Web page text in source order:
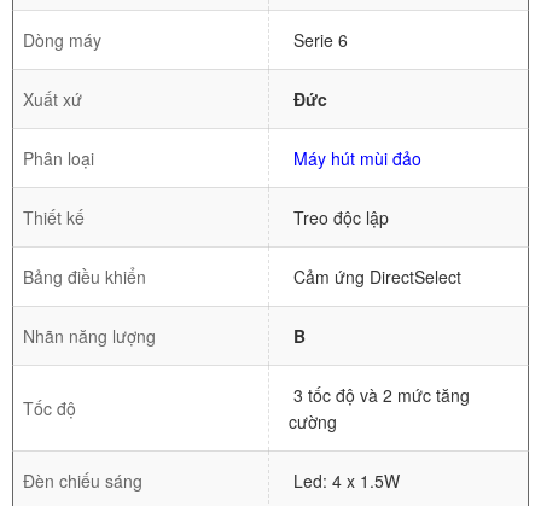
Dòng máy Serie 6
Xuất xứ Đức
Phân loại Máy hút mùi đảo
Thiết kế Treo độc lập
Bảng điều khiển Cảm ứng DirectSelect
Nhãn năng lượng B
Tốc độ
3 tốc độ và 2 mức tăng
cường
Đèn chiếu sáng Led: 4 x 1.5W